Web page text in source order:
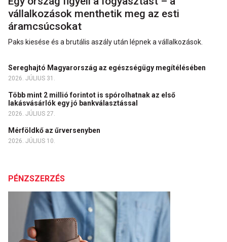
vállalkozások menthetik meg az esti
áramcsúcsokat
Paks kiesése és a brutális aszály után lépnek a vállalkozások.
Sereghajtó Magyarország az egészségügy megítélésében
2026. JÚLIUS 31.
Több mint 2 millió forintot is spórolhatnak az első
lakásvásárlók egy jó bankválasztással
2026. JÚLIUS 27.
Mérföldkő az űrversenyben
2026. JÚLIUS 10.
PÉNZSZERZÉS